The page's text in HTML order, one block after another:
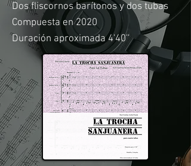
Dos fliscornos barítonos y dos tubas
Compuesta en 2020
Duración aproximada 4'40''